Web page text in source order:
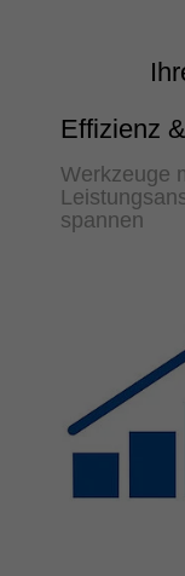
Effizienz
Werkzeuge
spannen